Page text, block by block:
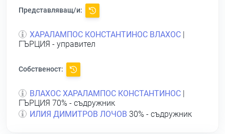
Представляващ/и:
ХАРАЛАМПОС КОНСТАНТИНОС ВЛАХОС
ГЪРЦИЯ - управител
Собственост:
ВЛАХОС ХАРАЛАМПОС КОНСТАНТИНОС
ГЪРЦИЯ 70% - съдружник
ИЛИЯ ДИМИТРОВ ЛОЧОВ 30% - съдружник